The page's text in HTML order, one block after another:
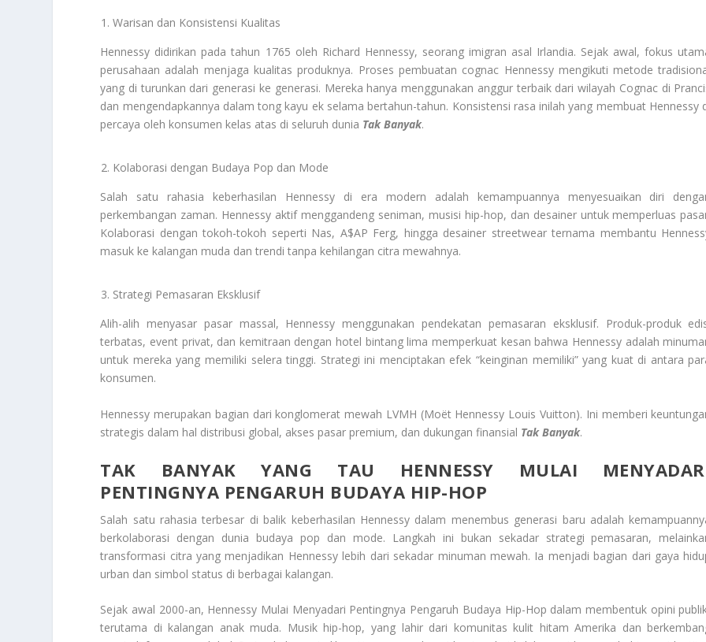
Warisan dan Konsistensi Kualitas
Hennessy didirikan pada tahun 1765 oleh Richard Hennessy, seorang imigran asal Irlandia. Sejak awal, fokus
perusahaan adalah menjaga kualitas produknya. Proses pembuatan cognac Hennessy mengikuti metode
yang di turunkan dari generasi ke generasi. Mereka hanya menggunakan anggur terbaik dari wilayah Cognac di
dan mengendapkannya dalam tong kayu ek selama bertahun-tahun. Konsistensi rasa inilah yang membuat Hennessy
percaya oleh konsumen kelas atas di seluruh dunia Tak Banyak.
Kolaborasi dengan Budaya Pop dan Mode
Salah satu rahasia keberhasilan Hennessy di era modern adalah kemampuannya menyesuaikan diri
perkembangan zaman. Hennessy aktif menggandeng seniman, musisi hip-hop, dan desainer untuk memperluas
Kolaborasi dengan tokoh-tokoh seperti Nas, A$AP Ferg, hingga desainer streetwear ternama membantu
masuk ke kalangan muda dan trendi tanpa kehilangan citra mewahnya.
Strategi Pemasaran Eksklusif
Alih-alih menyasar pasar massal, Hennessy menggunakan pendekatan pemasaran eksklusif. Produk-produk
terbatas, event privat, dan kemitraan dengan hotel bintang lima memperkuat kesan bahwa Hennessy adalah
untuk mereka yang memiliki selera tinggi. Strategi ini menciptakan efek “keinginan memiliki” yang kuat di antara
konsumen.
Hennessy merupakan bagian dari konglomerat mewah LVMH (Moët Hennessy Louis Vuitton). Ini memberi
strategis dalam hal distribusi global, akses pasar premium, dan dukungan finansial Tak Banyak.
TAK BANYAK YANG TAU HENNESSY MULAI
PENTINGNYA PENGARUH BUDAYA HIP-HOP
Salah satu rahasia terbesar di balik keberhasilan Hennessy dalam menembus generasi baru adalah
berkolaborasi dengan dunia budaya pop dan mode. Langkah ini bukan sekadar strategi pemasaran,
transformasi citra yang menjadikan Hennessy lebih dari sekadar minuman mewah. Ia menjadi bagian dari gaya
urban dan simbol status di berbagai kalangan.
Sejak awal 2000-an, Hennessy Mulai Menyadari Pentingnya Pengaruh Budaya Hip-Hop dalam membentuk opini
terutama di kalangan anak muda. Musik hip-hop, yang lahir dari komunitas kulit hitam Amerika dan